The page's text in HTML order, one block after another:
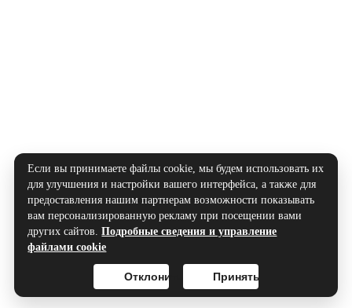
Если вы принимаете файлы cookie, мы будем использовать их
для улучшения и настройки вашего интерфейса, а также для
предоставления нашим партнерам возможности показывать
вам персонализированную рекламу при посещении вами
других сайтов.Подробные сведения и управление
файлами cookie
Принять
Отклонить